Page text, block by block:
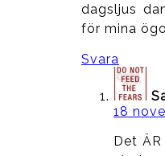
dagsljus
för mina
Svara
18
Det